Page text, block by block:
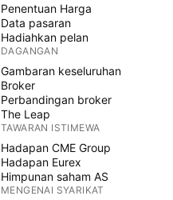
Penentuan Harga
Data pasaran
Hadiahkan pelan
DAGANGAN
Gambaran keseluruhan
Broker
Perbandingan broker
The Leap
TAWARAN ISTIMEWA
Hadapan CME Group
Hadapan Eurex
Himpunan saham AS
MENGENAI SYARIKAT